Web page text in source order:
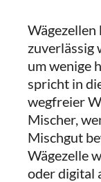
Wägezellen
zuverlässig
um wenige
spricht in
wegfreier
Mischer,
Mischgut
Wägezelle
oder digital